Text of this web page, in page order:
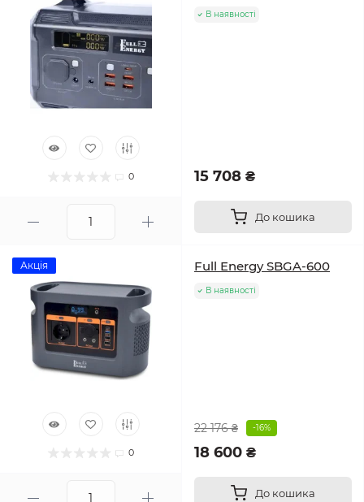
0
В наявності
15 708 ₴
До кошика
Акція
0
Full Energy SBGA-600
В наявності
22 176 ₴ -16%
18 600 ₴
До кошика